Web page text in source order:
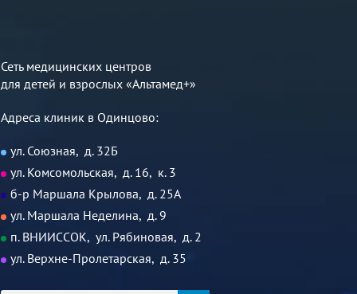
Сеть медицинских центров
для детей и взрослых «Альтамед+»
Адреса клиник в Одинцово:
ул. Союзная, д. 32Б
ул. Комсомольская, д. 16, к. 3
б-р Маршала Крылова, д. 25А
ул. Маршала Неделина, д. 9
п. ВНИИССОК, ул. Рябиновая, д. 2
ул. Верхне-Пролетарская, д. 35